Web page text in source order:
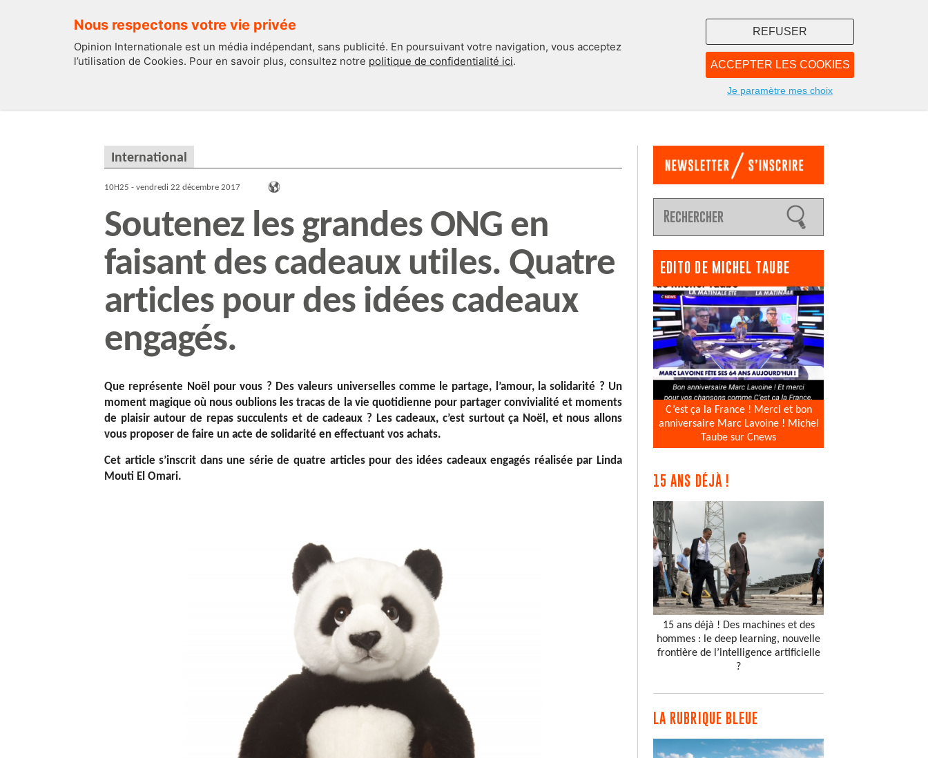
Nous respectons votre vie privée
Opinion Internationale est un média indépendant, sans publicité. En poursuivant votre navigation, vous acceptez
l’utilisation de Cookies. Pour en savoir plus, consultez notre politique de confidentialité ici. ACCEPTER LES COOKIES
REFUSER
Je paramètre mes choix
NOUS
International
10H25 - vendredi 22 décembre 2017
Soutenez les grandes ONG en
faisant des cadeaux utiles. Quatre
articles pour des idées cadeaux
engagés.
Que représente Noël pour vous ? Des valeurs universelles comme le partage, l’amour, la solidarité ? Un
moment magique où nous oublions les tracas de la vie quotidienne pour partager convivialité et moments
de plaisir autour de repas succulents et de cadeaux ? Les cadeaux, c’est surtout ça Noël, et nous allons
vous proposer de faire un acte de solidarité en effectuant vos achats.
Cet article s’inscrit dans une série de quatre articles pour des idées cadeaux engagés réalisée par Linda
Mouti El Omari.
EDITO DE MICHEL TAUBE
C’est ça la France ! Merci et bon
anniversaire Marc Lavoine ! Michel
Taube sur Cnews
15 ANS DÉJÀ !
15 ans déjà ! Des machines et des
hommes : le deep learning, nouvelle
frontière de l’intelligence artificielle
?
LA RUBRIQUE BLEUE